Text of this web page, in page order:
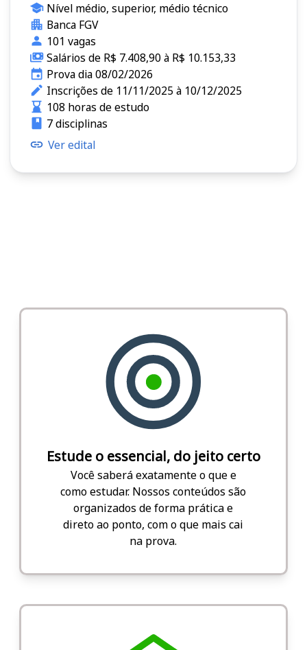
Nível médio, superior, médio técnico
Banca FGV
101 vagas
Salários de R$ 7.408,90 à R$ 10.153,33
Prova dia 08/02/2026
Inscrições de 11/11/2025 à 10/12/2025
108 horas de estudo
7 disciplinas
Ver edital
Estude o essencial, do jeito certo
Você saberá exatamente o que e
como estudar. Nossos conteúdos são
organizados de forma prática e
direto ao ponto, com o que mais cai
na prova.